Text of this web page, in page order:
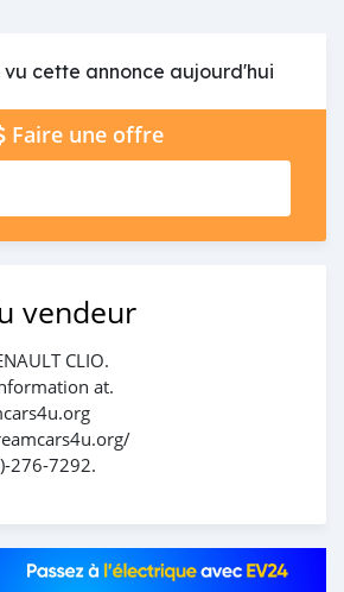
vu cette annonce aujourd'hui
Faire une offre
vendeur
CLIO.
at.
276-7292.